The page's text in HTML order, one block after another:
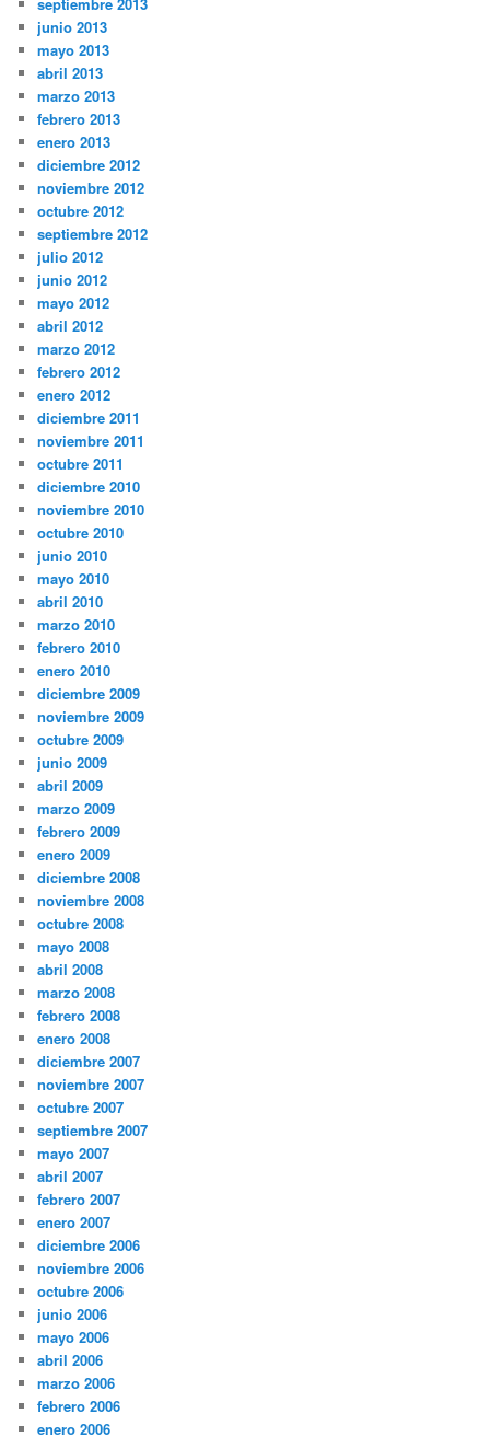
junio 2013
mayo 2013
abril 2013
marzo 2013
febrero 2013
enero 2013
diciembre 2012
noviembre 2012
octubre 2012
septiembre 2012
julio 2012
junio 2012
mayo 2012
abril 2012
marzo 2012
febrero 2012
enero 2012
diciembre 2011
noviembre 2011
octubre 2011
diciembre 2010
noviembre 2010
octubre 2010
junio 2010
mayo 2010
abril 2010
marzo 2010
febrero 2010
enero 2010
diciembre 2009
noviembre 2009
octubre 2009
junio 2009
abril 2009
marzo 2009
febrero 2009
enero 2009
diciembre 2008
noviembre 2008
octubre 2008
mayo 2008
abril 2008
marzo 2008
febrero 2008
enero 2008
diciembre 2007
noviembre 2007
octubre 2007
septiembre 2007
mayo 2007
abril 2007
febrero 2007
enero 2007
diciembre 2006
noviembre 2006
octubre 2006
junio 2006
mayo 2006
abril 2006
marzo 2006
febrero 2006
enero 2006